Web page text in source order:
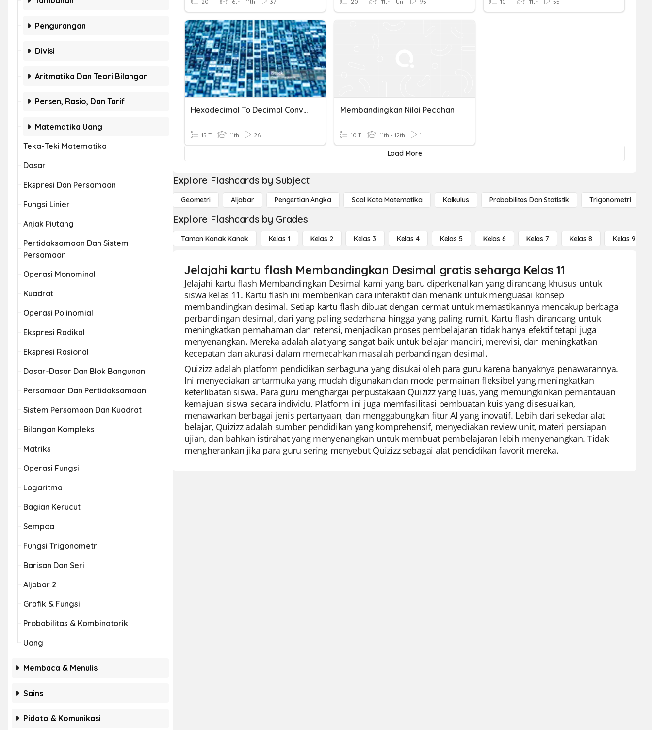
Pengurangan
Divisi
Aritmatika Dan Teori Bilangan
Persen, Rasio, Dan Tarif
Matematika Uang
Teka-Teki Matematika
Dasar
Ekspresi Dan Persamaan
Fungsi Linier
Anjak Piutang
Pertidaksamaan Dan Sistem
Persamaan
Operasi Monominal
Kuadrat
Operasi Polinomial
Ekspresi Radikal
Ekspresi Rasional
Dasar-Dasar Dan Blok Bangunan
Persamaan Dan Pertidaksamaan
Sistem Persamaan Dan Kuadrat
Bilangan Kompleks
Matriks
Operasi Fungsi
Logaritma
Bagian Kerucut
Sempoa
Fungsi Trigonometri
Barisan Dan Seri
Aljabar 2
Grafik & Fungsi
Probabilitas & Kombinatorik
Uang
Membaca & Menulis
Sains
Pidato & Komunikasi
20 T 6th - 11th 37 20 T 11th - Uni 95 10 T 11th 55
Hexadecimal To Decimal Conversion Quiz
15 T 11th 26
Membandingkan Nilai Pecahan
10 T 11th - 12th 1
Load More
Explore Flashcards by Subject
Geometri Aljabar Pengertian Angka Soal Kata Matematika Kalkulus Probabilitas Dan Statistik Trigonometri
Explore Flashcards by Grades
Taman Kanak Kanak Kelas 1 Kelas 2 Kelas 3 Kelas 4 Kelas 5 Kelas 6 Kelas 7 Kelas 8 Kelas 9
Jelajahi kartu flash Membandingkan Desimal gratis seharga Kelas 11
Jelajahi kartu flash Membandingkan Desimal kami yang baru diperkenalkan yang dirancang khusus untuk
siswa kelas 11. Kartu flash ini memberikan cara interaktif dan menarik untuk menguasai konsep
membandingkan desimal. Setiap kartu flash dibuat dengan cermat untuk memastikannya mencakup berbagai
perbandingan desimal, dari yang paling sederhana hingga yang paling rumit. Kartu flash dirancang untuk
meningkatkan pemahaman dan retensi, menjadikan proses pembelajaran tidak hanya efektif tetapi juga
menyenangkan. Mereka adalah alat yang sangat baik untuk belajar mandiri, merevisi, dan meningkatkan
kecepatan dan akurasi dalam memecahkan masalah perbandingan desimal.
Quizizz adalah platform pendidikan serbaguna yang disukai oleh para guru karena banyaknya penawarannya.
Ini menyediakan antarmuka yang mudah digunakan dan mode permainan fleksibel yang meningkatkan
keterlibatan siswa. Para guru menghargai perpustakaan Quizizz yang luas, yang memungkinkan pemantauan
kemajuan siswa secara individu. Platform ini juga memfasilitasi pembuatan kuis yang disesuaikan,
menawarkan berbagai jenis pertanyaan, dan menggabungkan fitur AI yang inovatif. Lebih dari sekedar alat
belajar, Quizizz adalah sumber pendidikan yang komprehensif, menyediakan review unit, materi persiapan
ujian, dan bahkan istirahat yang menyenangkan untuk membuat pembelajaran lebih menyenangkan. Tidak
mengherankan jika para guru sering menyebut Quizizz sebagai alat pendidikan favorit mereka.